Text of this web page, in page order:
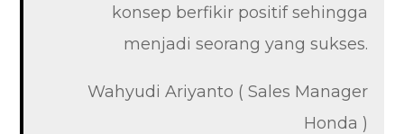
konsep berfikir positif sehingga
menjadi seorang yang sukses.
Wahyudi Ariyanto ( Sales Manager
Honda )